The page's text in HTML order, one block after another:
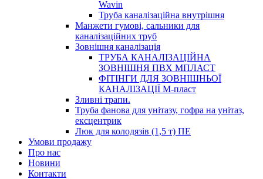
Wavin
Труба каналізаційна внутрішня
Манжети гумові, сальники для
каналізаційних труб
Зовнішня каналізація
ТРУБА КАНАЛІЗАЦІЙНА
ЗОВНІШНЯ ПВХ МПЛАСТ
ФІТІНГИ ДЛЯ ЗОВНІШНЬОЇ
КАНАЛІЗАЦІЇ М-пласт
Зливні трапи.
Труба фанова для унітазу, гофра на унітаз,
ексцентрик
Люк для колодязів (1,5 т) ПЕ
Умови продажу
Про нас
Новини
Контакти